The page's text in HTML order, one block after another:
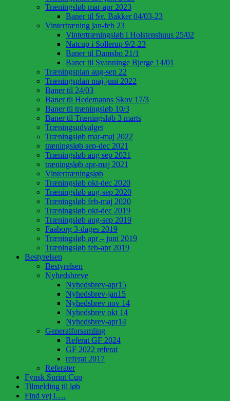
Træningsløb mar-apr 2023
Baner til Sv. Bakker 04/03-23
Vintertræning jan-feb 23
Vintertræningsløb i Holstenshuus 25/02
Natcup i Sollerup 9/2-23
Baner til Damsbo 21/1
Baner til Svanninge Bjerge 14/01
Træningsplan aug-sep 22
Træningsplan maj-juni 2022
Baner til 24/03
Baner til Hedemanns Skov 17/3
Baner til træningsløb 10/3
Baner til Træningsløb 3 marts
Træningsudvalget
Træningsløb mar-maj 2022
træningsløb sep-dec 2021
Træningsløb aug sep 2021
træningsløb apr-maj 2021
Vintertræningsløb
Træningsløb okt-dec 2020
Træningsløb aug-sep 2020
Træningsløb feb-maj 2020
Træningsløb okt-dec 2019
Træningsløb aug-sep 2019
Faaborg 3-dages 2019
Træningsløb apr – juni 2019
Træningsløb feb-apr 2019
Bestyrelsen
Bestyrelsen
Nyhedsbreve
Nyhedsbrev-apr15
Nyhedsbrev-jan15
Nyhedsbrev nov 14
Nyhedsbrev okt 14
Nyhedsbrev-apr14
Generalforsamling
Referat GF 2024
GF 2022 referat
referat 2017
Referater
Fynsk Sprint Cup
Tilmelding til løb
Find vej i….